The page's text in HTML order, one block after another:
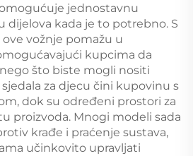
jednostavnu
dijelova kada je to potrebno. S
vožnje pomažu u
kupcima da
što biste mogli nositi
za djecu čini kupovinu s
dok su određeni prostori za
proizvoda. Mnogi modeli sada
krađe i praćenje sustava,
učinkovito upravljati